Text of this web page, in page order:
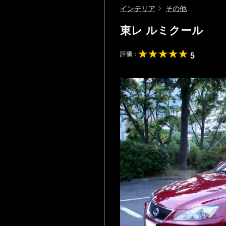
インテリア その他
東レ ルミクール
評価： 5